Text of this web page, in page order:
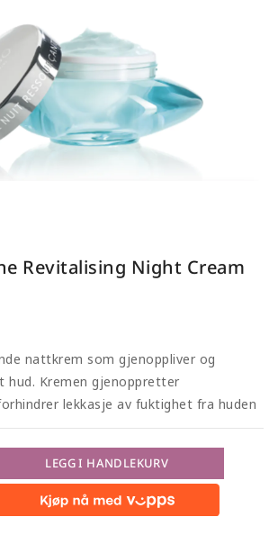
Revitalising Night Cream
nattkrem som gjenoppliver og
hud. Kremen gjenoppretter
lekkasje av fuktighet fra huden
LEGG I HANDLEKURV